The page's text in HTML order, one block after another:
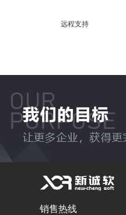
远程支持
销售热线